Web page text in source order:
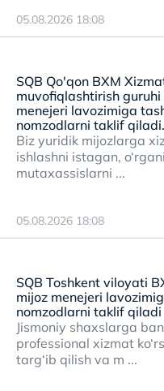
05.08.2026 18:08
SQB Qo'qon BXM
muvofiqlashtirish
menejeri lavozimiga
nomzodlarni taklif qiladi.
Biz yuridik mijozlarga
ishlashni istagan,
mutaxassislarni ...
05.08.2026 18:08
SQB Toshkent viloyati
mijoz menejeri
nomzodlarni taklif qiladi
Jismoniy shaxslarga
professional xizmat
targ‘ib qilish va m ...